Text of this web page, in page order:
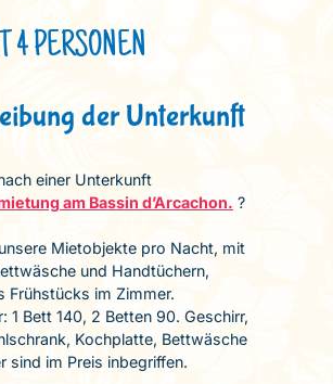
4 PERSONEN
der Unterkunft
einer Unterkunft
am Bassin d’Arcachon. ?
Mietobjekte pro Nacht, mit
und Handtüchern,
Frühstücks im Zimmer.
1 Bett 140, 2 Betten 90. Geschirr,
Kochplatte, Bettwäsche
sind im Preis inbegriffen.